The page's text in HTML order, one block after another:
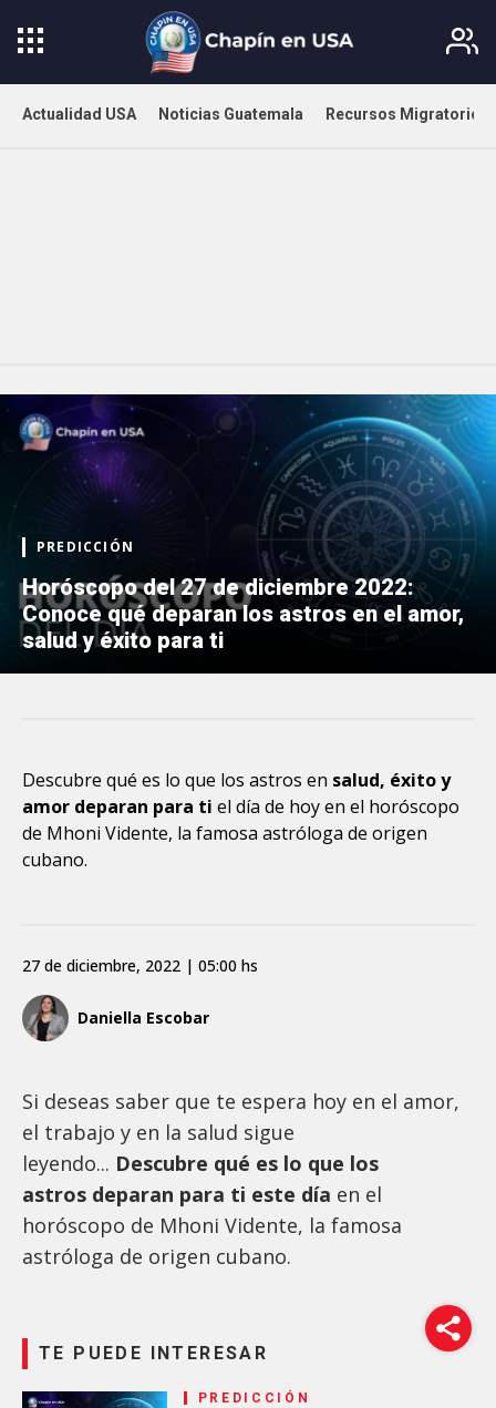
Actualidad USA Noticias Guatemala Recursos Migratorios
PREDICCIÓN
Horóscopo del 27 de diciembre 2022:
Conoce qué deparan los astros en el amor,
salud y éxito para ti
Descubre qué es lo que los astros en salud, éxito y
amor deparan para ti el día de hoy en el horóscopo
de Mhoni Vidente, la famosa astróloga de origen
cubano.
Daniella Escobar
27 de diciembre, 2022 | 05:00 hs
Si deseas saber que te espera hoy en el amor,
el trabajo y en la salud sigue
leyendo... Descubre qué es lo que los
astros deparan para ti este día en el
horóscopo de Mhoni Vidente, la famosa
astróloga de origen cubano.
TE PUEDE INTERESAR
PREDICCIÓN